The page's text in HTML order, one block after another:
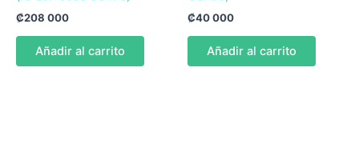
₡208 000
Añadir al carrito
₡40 000
Añadir al carrito